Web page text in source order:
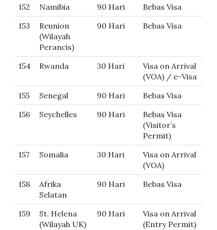
152
Namibia 90 Hari
Bebas Visa
153
Reunion
(Wilayah
Perancis)
90 Hari Bebas Visa
154 Rwanda 30 Hari
Visa on Arrival
(VOA) / e-Visa
155
Senegal 90 Hari
Bebas Visa
156
Seychelles 90 Hari
Bebas Visa
(Visitor’s
Permit)
157
Somalia 30 Hari
Visa on Arrival
(VOA)
158
Afrika
Selatan
90 Hari Bebas Visa
159
St. Helena
(Wilayah UK)
90 Hari
Visa on Arrival
(Entry Permit)